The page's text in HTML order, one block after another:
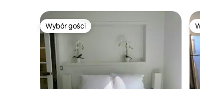
Wybór gości
Wybór gości